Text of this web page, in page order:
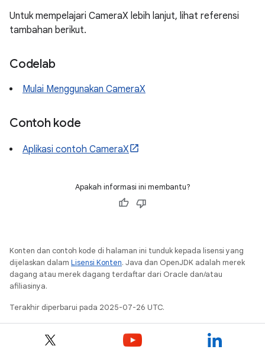
Untuk mempelajari CameraX lebih lanjut, lihat referensi
tambahan berikut.
Codelab
Mulai Menggunakan CameraX
Contoh kode
Aplikasi contoh CameraX
Apakah informasi ini membantu?
Konten dan contoh kode di halaman ini tunduk kepada lisensi yang
dijelaskan dalam Lisensi Konten. Java dan OpenJDK adalah merek
dagang atau merek dagang terdaftar dari Oracle dan/atau
afiliasinya.
Terakhir diperbarui pada 2025-07-26 UTC.